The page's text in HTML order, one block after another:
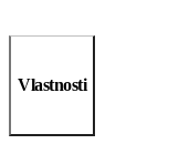
Vlastnosti